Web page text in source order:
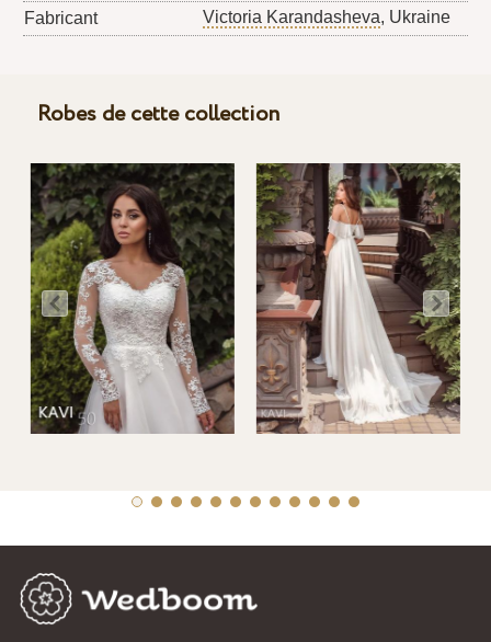
Fabricant
Victoria Karandasheva, Ukraine
Robes de cette collection